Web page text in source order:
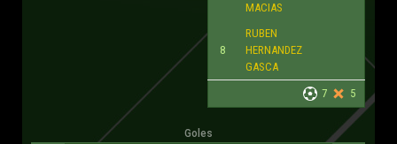
MACIAS
8
RUBEN
HERNANDEZ
GASCA
7
5
Goles